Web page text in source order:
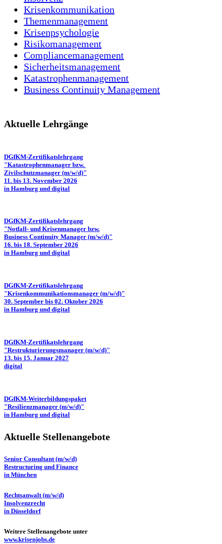
Krisenkommunikation
Themenmanagement
Krisenpsychologie
Risikomanagement
Compliancemanagement
Sicherheitsmanagement
Katastrophenmanagement
Business Continuity Management
Aktuelle Lehrgänge
DGfKM-Zertifikatslehrgang
"Katastrophenmanager bzw.
Zivilschutzmanager (m/w/d)"
11. bis 13. November 2026
in Hamburg und digital
DGfKM-Zertifikatslehrgang
"Notfall- und Krisenmanager bzw.
Business Continuity Manager (m/w/d)"
16. bis 18. September 2026
in Hamburg und digital
DGfKM-Zertifikatslehrgang
"Krisenkommunikationsmanager (m/w/d)"
30. September bis 02. Oktober 2026
in Hamburg und digital
DGfKM-Zertifikatslehrgang
"Restrukturierungsmanager (m/w/d)"
13. bis 15. Januar 2027
digital
DGfKM-Weiterbildungspaket
"Resilienzmanager (m/w/d)"
in Hamburg und digital
Aktuelle Stellenangebote
Senior Consultant (m/w/d)
Restructuring und Finance
in München
Rechtsanwalt (m/w/d)
Insolvenzrecht
in Düsseldorf
Weitere Stellenangebote unter
www.krisenjobs.de